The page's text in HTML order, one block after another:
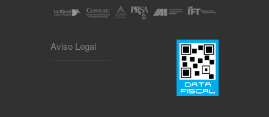
Aviso Legal